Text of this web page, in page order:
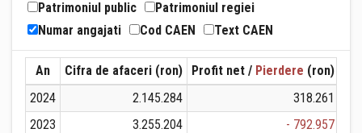
Patrimoniul public
Patrimoniul regiei
Numar angajati
Cod CAEN Text CAEN
An Cifra de afaceri (ron) Profit net / Pierdere (ron)
2024
2.145.284
318.261
2023
3.255.204
- 792.957